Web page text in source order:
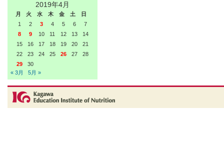
2019年4月
月 火 水 木 金 土
日
1
2 3 4 5 6
7
8
9 10 11 12 13
14
15
16 17 18 19 20
21
22
23 24 25 26 27
28
29
30
« 3月
5月 »